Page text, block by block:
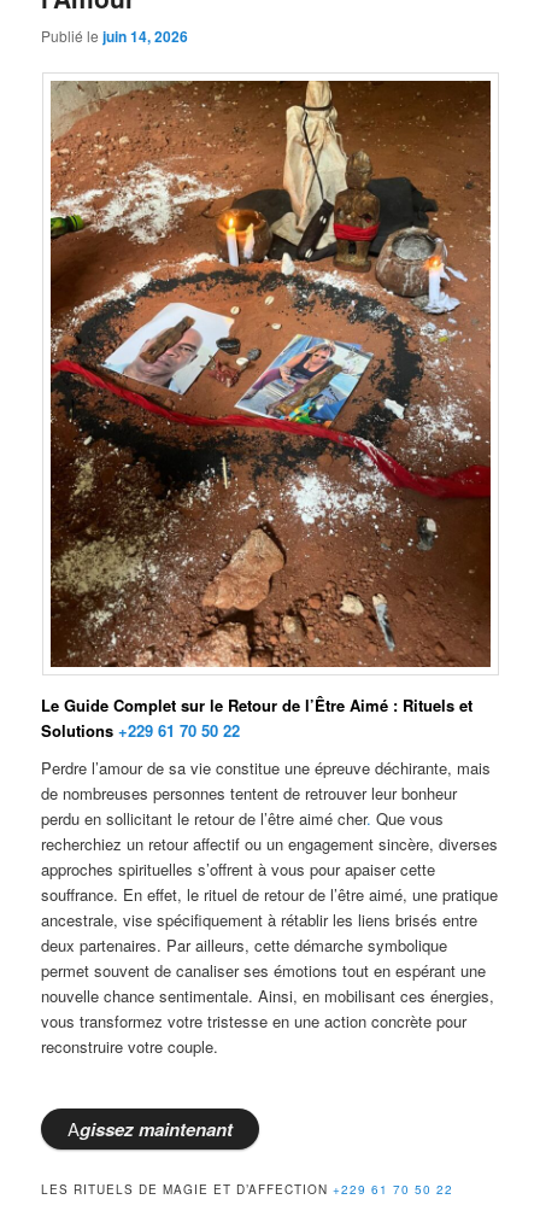
Publié lejuin 14, 2026
Le Guide Complet sur le Retour de l’Être Aimé : Rituels et
Solutions+229 61 70 50 22
Perdre l’amour de sa vie constitue une épreuve déchirante, mais
de nombreuses personnes tentent de retrouver leur bonheur
perdu en sollicitant le retour de l’être aimé cher. Que vous
recherchiez un retour affectif ou un engagement sincère, diverses
approches spirituelles s’offrent à vous pour apaiser cette
souffrance. En effet, le rituel de retour de l’être aimé, une pratique
ancestrale, vise spécifiquement à rétablir les liens brisés entre
deux partenaires. Par ailleurs, cette démarche symbolique
permet souvent de canaliser ses émotions tout en espérant une
nouvelle chance sentimentale. Ainsi, en mobilisant ces énergies,
vous transformez votre tristesse en une action concrète pour
reconstruire votre couple.
Agissezmaintenant
LES RITUELS DE MAGIE ET D’AFFECTION+229 61 70 50 22